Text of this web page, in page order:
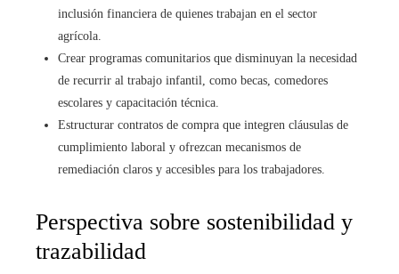
inclusión financiera de quienes trabajan en el sector
agrícola.
Crear programas comunitarios que disminuyan la necesidad
de recurrir al trabajo infantil, como becas, comedores
escolares y capacitación técnica.
Estructurar contratos de compra que integren cláusulas de
cumplimiento laboral y ofrezcan mecanismos de
remediación claros y accesibles para los trabajadores.
Perspectiva sobre sostenibilidad y
trazabilidad